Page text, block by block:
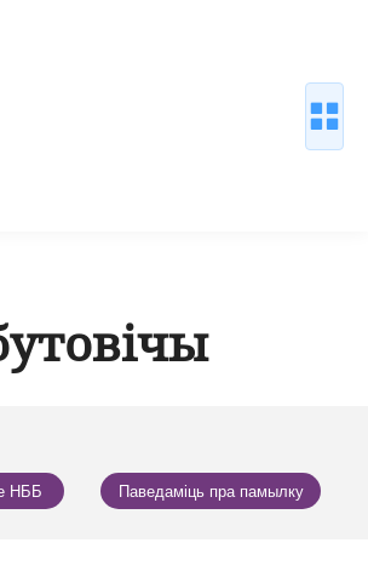
НББ Паведаміць пра памылку